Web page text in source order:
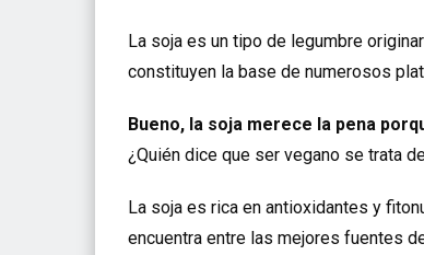
La soja es un tipo de legumbre
constituyen la base de numerosos
Bueno, la soja merece la pena
¿Quién dice que ser vegano se trata
La soja es rica en antioxidantes y
encuentra entre las mejores fuentes